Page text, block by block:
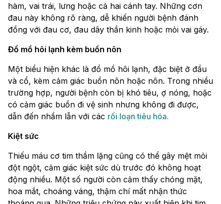
hàm, vai trái, lưng hoặc cả hai cánh tay. Những cơn
đau này không rõ ràng, dễ khiến người bệnh đánh
đồng với đau cơ, đau dây thần kinh hoặc mỏi vai gáy.
Đổ mồ hôi lạnh kèm buồn nôn
Một biểu hiện khác là đổ mồ hôi lạnh, đặc biệt ở đầu
và cổ, kèm cảm giác buồn nôn hoặc nôn. Trong nhiều
trường hợp, người bệnh còn bị khó tiêu, ợ nóng, hoặc
có cảm giác buồn đi vệ sinh nhưng không đi được,
dẫn đến nhầm lẫn với các rối loạn tiêu hóa.
Kiệt sức
Thiếu máu cơ tim thầm lặng cũng có thể gây mệt mỏi
đột ngột, cảm giác kiệt sức dù trước đó không hoạt
động nhiều. Một số người còn cảm thấy chóng mặt,
hoa mắt, choáng váng, thậm chí mất nhận thức